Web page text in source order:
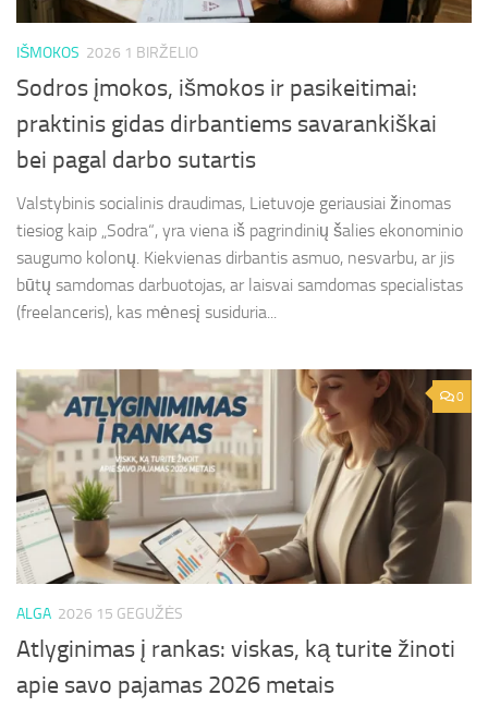
IŠMOKOS 2026 1 BIRŽELIO
Sodros įmokos, išmokos ir pasikeitimai:
praktinis gidas dirbantiems savarankiškai
bei pagal darbo sutartis
Valstybinis socialinis draudimas, Lietuvoje geriausiai žinomas
tiesiog kaip „Sodra“, yra viena iš pagrindinių šalies ekonominio
saugumo kolonų. Kiekvienas dirbantis asmuo, nesvarbu, ar jis
būtų samdomas darbuotojas, ar laisvai samdomas specialistas
(freelanceris), kas mėnesį susiduria...
0
ALGA 2026 15 GEGUŽĖS
Atlyginimas į rankas: viskas, ką turite žinoti
apie savo pajamas 2026 metais